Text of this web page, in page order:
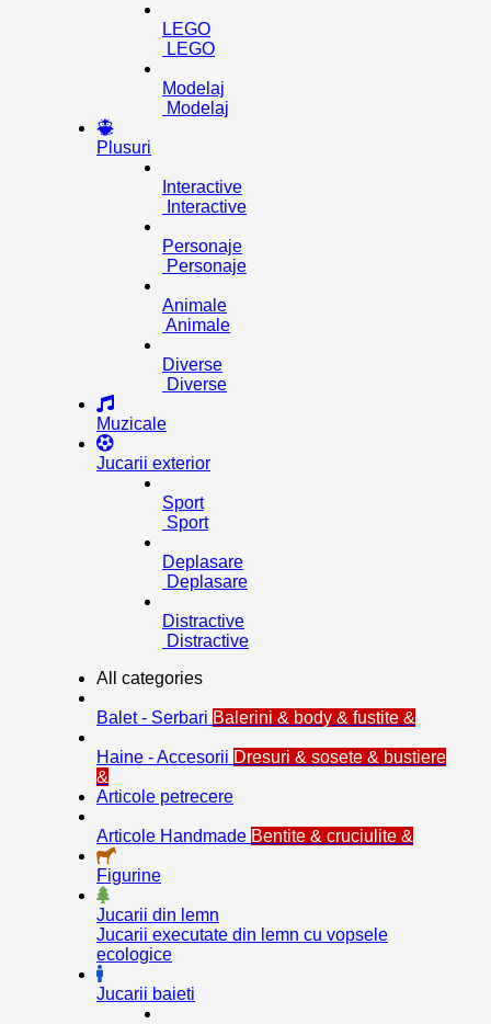
LEGO
LEGO
Modelaj
Modelaj
Plusuri
Interactive
Interactive
Personaje
Personaje
Animale
Animale
Diverse
Diverse
Muzicale
Jucarii exterior
Sport
Sport
Deplasare
Deplasare
Distractive
Distractive
All categories
Balet - Serbari Balerini & body & fustite &
Haine - Accesorii Dresuri & sosete & bustiere
&
Articole petrecere
Articole Handmade Bentite & cruciulite &
Figurine
Jucarii din lemn
Jucarii executate din lemn cu vopsele
ecologice
Jucarii baieti